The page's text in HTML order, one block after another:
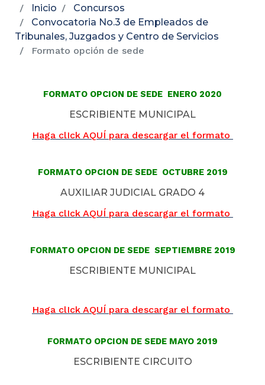
Inicio
Concursos
Convocatoria No.3 de Empleados de
Tribunales, Juzgados y Centro de Servicios
Formato opción de sede
FORMATO OPCION DE SEDE ENERO 2020
ESCRIBIENTE MUNICIPAL
Haga clIck AQUÍ para descargar el formato
FORMATO OPCION DE SEDE OCTUBRE 2019
AUXILIAR JUDICIAL GRADO 4
Haga clIck AQUÍ para descargar el formato
FORMATO OPCION DE SEDE SEPTIEMBRE 2019
ESCRIBIENTE MUNICIPAL
Haga clIck AQUÍ para descargar el formato
FORMATO OPCION DE SEDE MAYO 2019
ESCRIBIENTE CIRCUITO